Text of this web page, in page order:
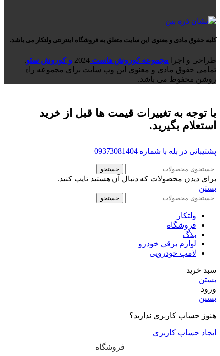
کلیه حقوق مادی و معنوی این سایت متعلق به فروشگاه اینترنتی ولتکار می باشد.
طراحی و اجرا مجموعه کوروش هاست 2024 و کوروش سئو.
تمامی حقوق مادی و معنوی این وب سایت برای مجموعه راه
روشن محفوظ می باشد.
با توجه به تغییرات قیمت ها قبل از خرید
استعلام بگیرید.
پشتیبانی در بله با شماره 09373081404
جستجو
برای دیدن محصولات که دنبال آن هستید تایپ کنید.
بستن
جستجو
ولتکار
فروشگاه
بلاگ
لوازم برقی خودرو
لامپ خودرویی
سبد خرید
بستن
ورود
بستن
هنوز حساب کاربری ندارید؟
ایجاد حساب کاربری
فروشگاه